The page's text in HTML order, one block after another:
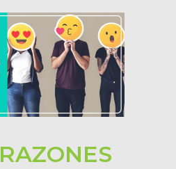
RAZONES